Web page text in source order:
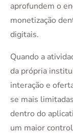
aprofundem o
monetização
digitais.
Quando a
da própria
interação e
se mais
dentro do
um maior